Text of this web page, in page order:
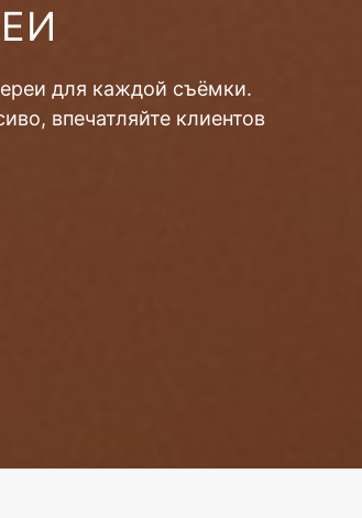
для каждой съёмки.
впечатляйте клиентов